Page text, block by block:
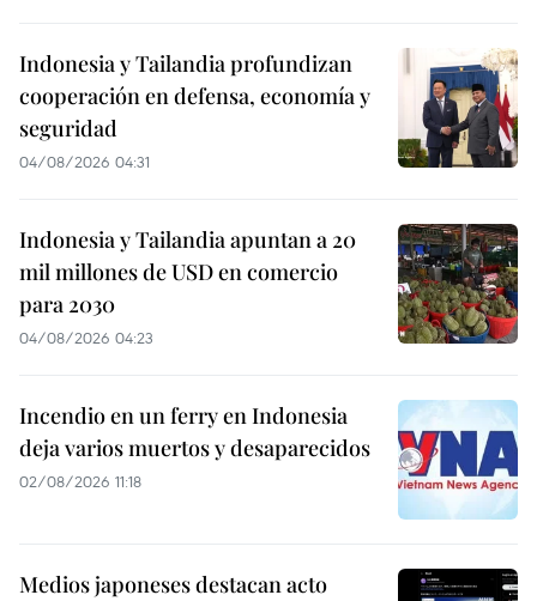
Indonesia y Tailandia profundizan
cooperación en defensa, economía y
seguridad
04/08/2026 04:31
Indonesia y Tailandia apuntan a 20
mil millones de USD en comercio
para 2030
04/08/2026 04:23
Incendio en un ferry en Indonesia
deja varios muertos y desaparecidos
02/08/2026 11:18
Medios japoneses destacan acto